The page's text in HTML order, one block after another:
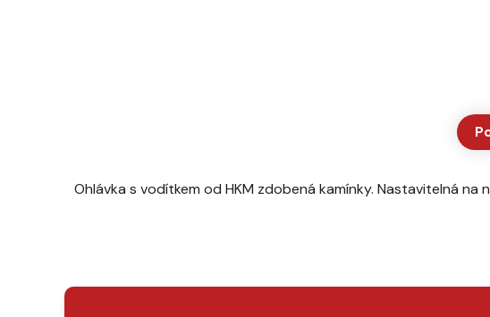
Ohlávka s vodítkem od HKM zdobená kamínky. Nastavitelná na